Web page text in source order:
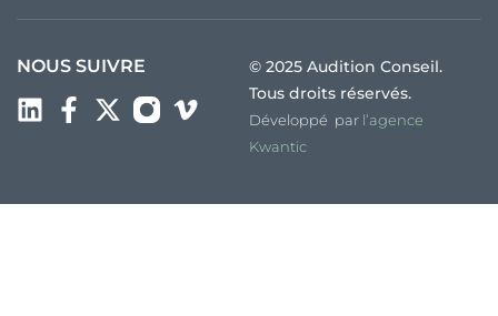
NOUS SUIVRE
© 2025 Audition Conseil.
Tous droits réservés.
Développé par l’agence
Kwantic